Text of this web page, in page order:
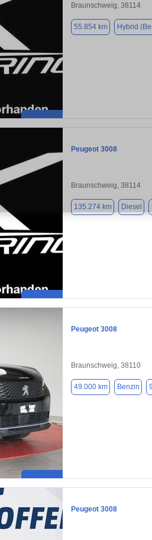
Braunschweig, 38114
55.854 km Hybrid
Peugeot 3008
Braunschweig, 38114
135.274 km Diesel
Peugeot 3008
Braunschweig, 38110
49.000 km Benzin
Peugeot 3008